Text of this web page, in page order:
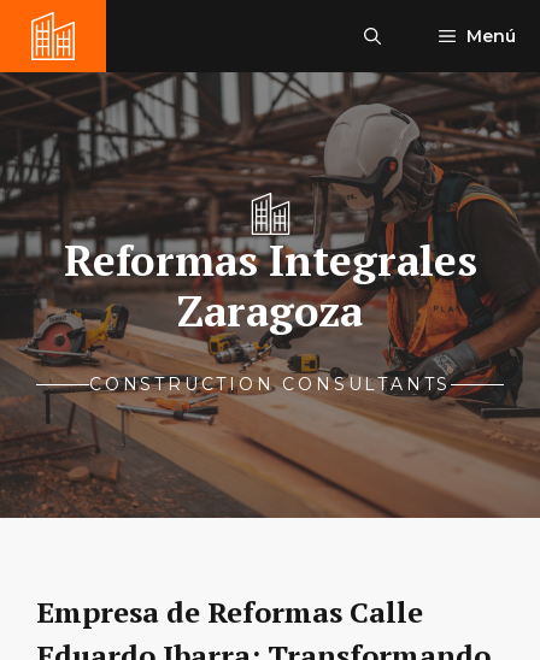
Saltar
contenido
Menú
Reformas Integrales
Zaragoza
CONSTRUCTION CONSULTANTS
Empresa de Reformas Calle